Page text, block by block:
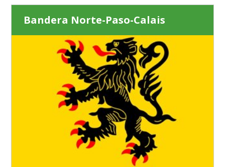
Bandera Norte-Paso-Calais